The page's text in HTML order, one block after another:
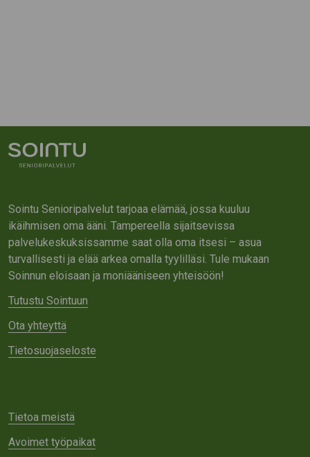
Sointu Senioripalvelut tarjoaa elämää, jossa kuuluu
ikäihmisen oma ääni. Tampereella sijaitsevissa
palvelukeskuksissamme saat olla oma itsesi – asua
turvallisesti ja elää arkea omalla tyylilläsi. Tule mukaan
Soinnun eloisaan ja moniääniseen yhteisöön!
Tutustu Sointuun
Ota yhteyttä
Tietosuojaseloste
Tietoa meistä
Avoimet työpaikat